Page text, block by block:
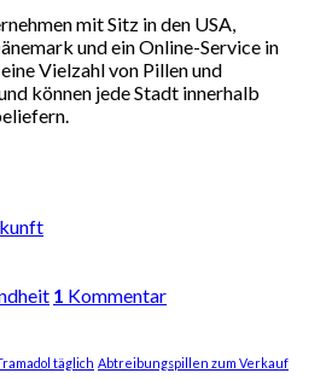
€600
mit Sitz in den USA,
und ein Online-Service in
Vielzahl von Pillen und
können jede Stadt innerhalb
1 Kommentar
täglich Abtreibungspillen zum Verkauf